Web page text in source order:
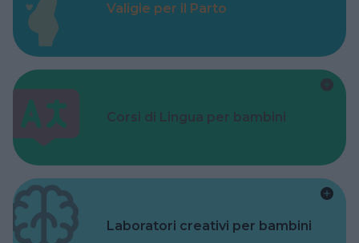
Valigie per il Parto
Corsi di Lingua per bambini
Laboratori creativi per bambini